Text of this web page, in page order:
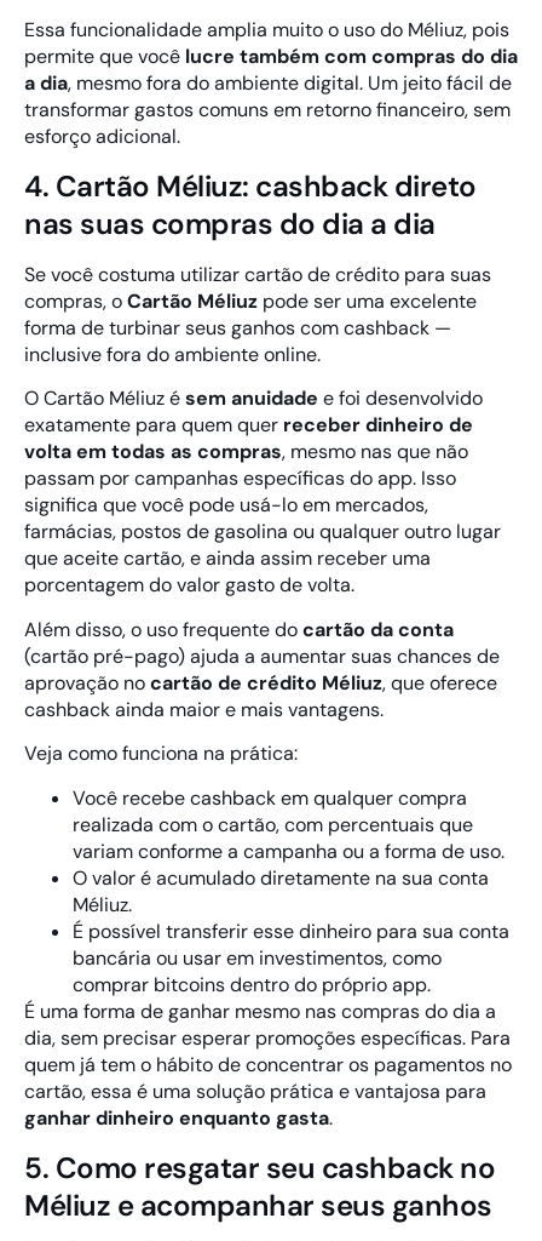
Essa funcionalidade amplia muito o uso do Méliuz, pois
permite que você lucre também com compras do dia
a dia, mesmo fora do ambiente digital. Um jeito fácil de
transformar gastos comuns em retorno financeiro, sem
esforço adicional.
4. Cartão Méliuz: cashback direto
nas suas compras do dia a dia
Se você costuma utilizar cartão de crédito para suas
compras, oCartão Méliuz pode ser uma excelente
forma de turbinar seus ganhos com cashback —
inclusive fora do ambiente online.
O Cartão Méliuz ésem anuidade e foi desenvolvido
exatamente para quem quer receber dinheiro de
volta em todas as compras, mesmo nas que não
passam por campanhas específicas do app. Isso
significa que você pode usá-lo em mercados,
farmácias, postos de gasolina ou qualquer outro lugar
que aceite cartão, e ainda assim receber uma
porcentagem do valor gasto de volta.
Além disso, o uso frequente docartão da conta
(cartão pré-pago) ajuda a aumentar suas chances de
aprovação nocartão de crédito Méliuz, que oferece
cashback ainda maior e mais vantagens.
Veja como funciona na prática:
Você recebe cashback em qualquer compra
realizada com o cartão, com percentuais que
variam conforme a campanha ou a forma de uso.
O valor é acumulado diretamente na sua conta
Méliuz.
É possível transferir esse dinheiro para sua conta
bancária ou usar em investimentos, como
comprar bitcoins dentro do próprio app.
É uma forma de ganhar mesmo nas compras do dia a
dia, sem precisar esperar promoções específicas. Para
quem já tem o hábito de concentrar os pagamentos no
cartão, essa é uma solução prática e vantajosa para
ganhar dinheiro enquanto gasta.
5. Como resgatar seu cashback no
Méliuz e acompanhar seus ganhos